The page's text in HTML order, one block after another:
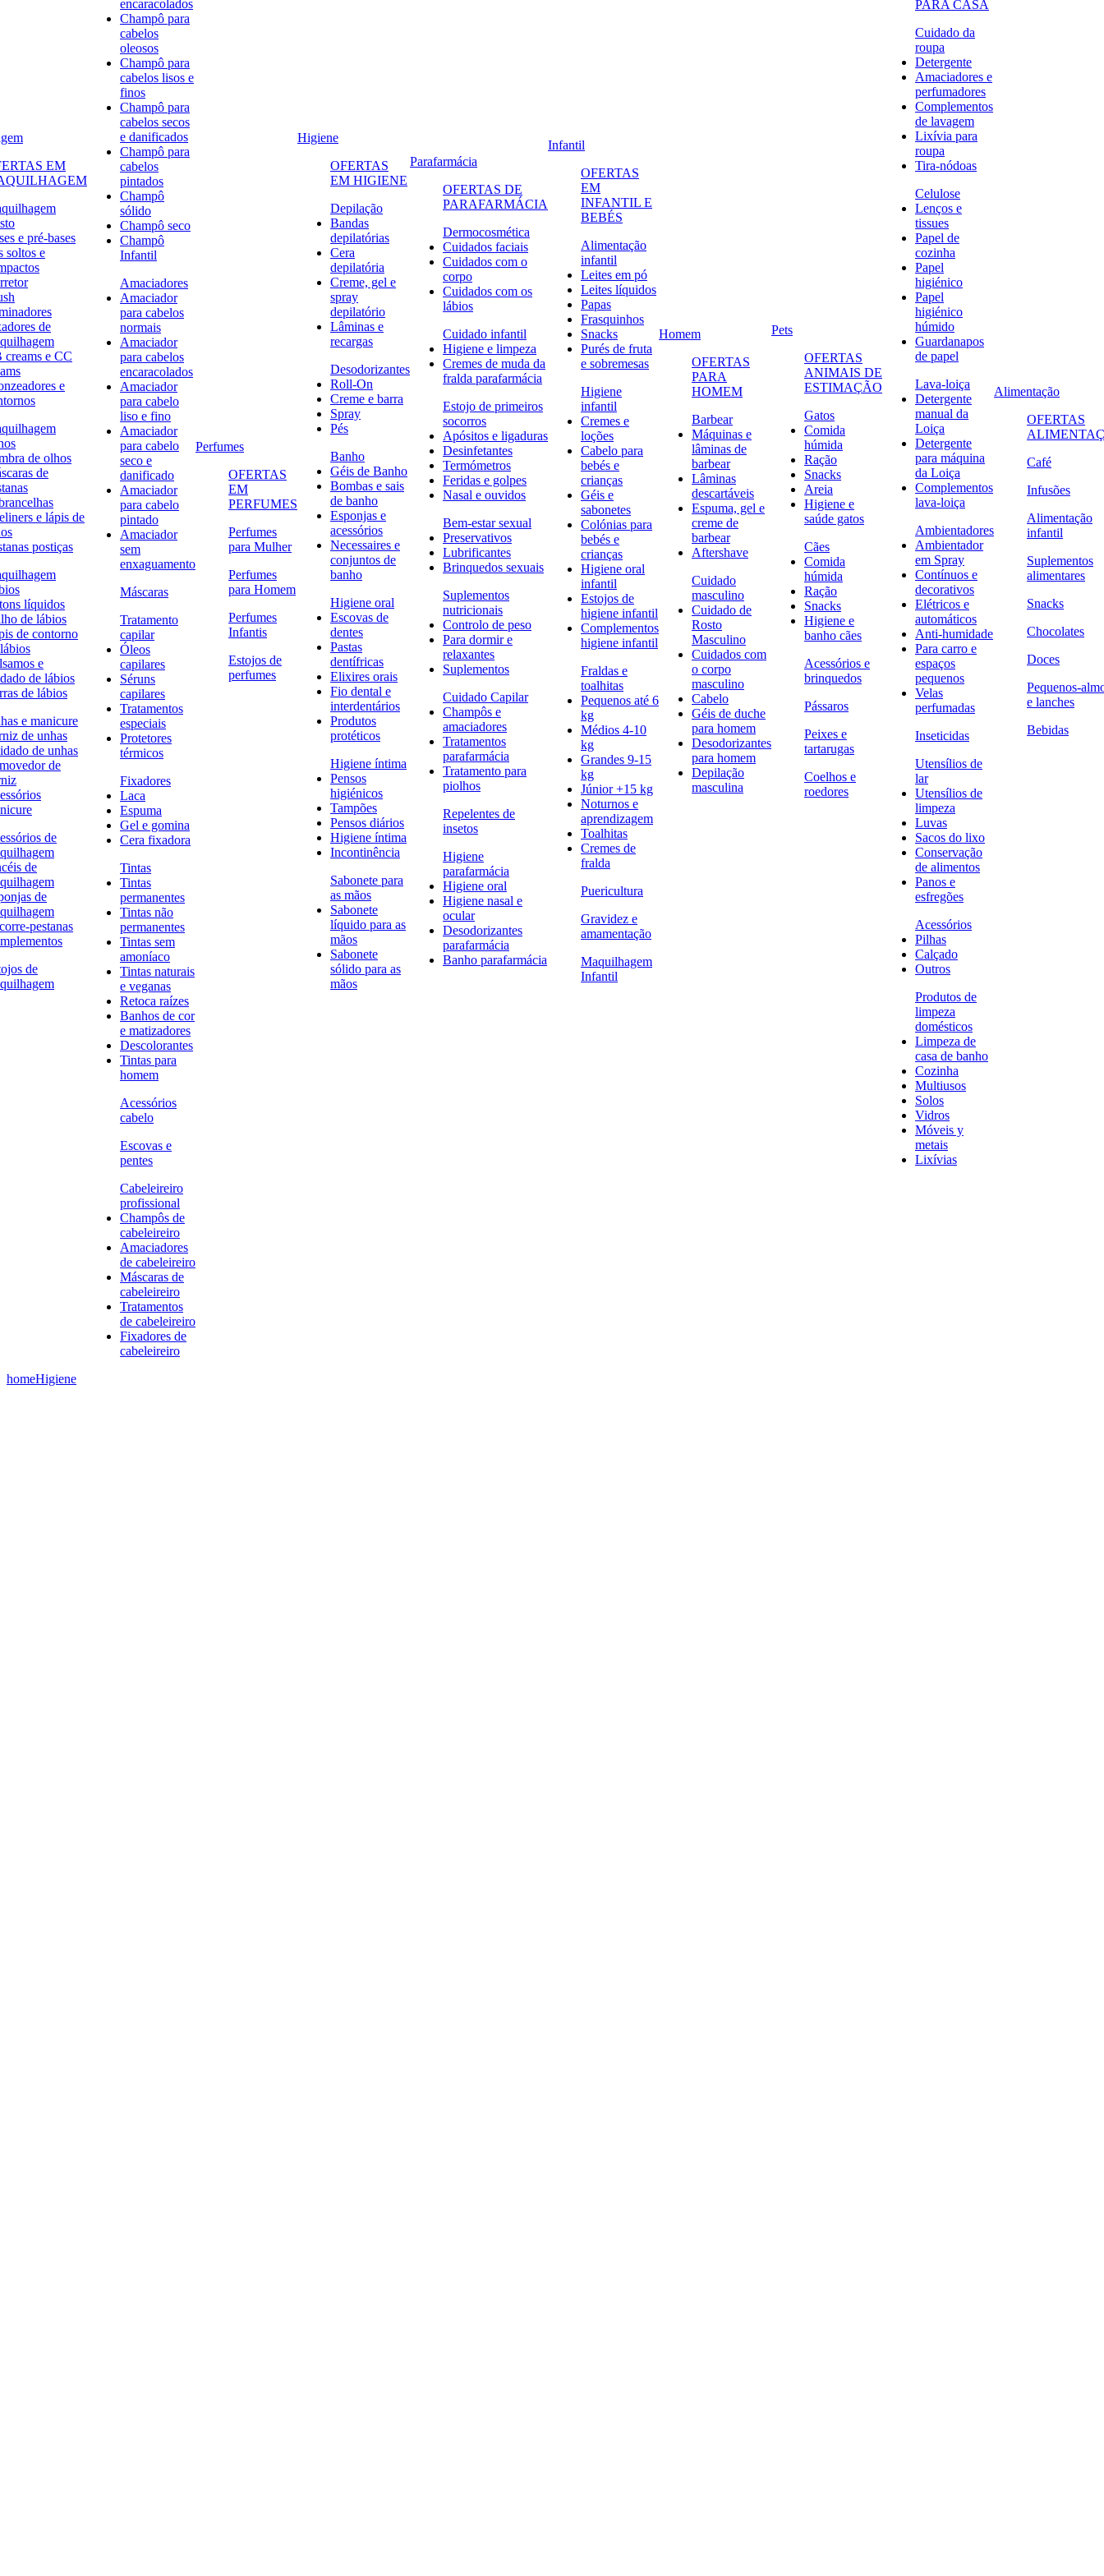
EM
e pré-bases
soltos e
de
creams e CC
e
de olhos
de
e lápis de
postiças
líquidos
de lábios
de contorno
e
de lábios
de lábios
e manicure
de unhas
de unhas
de
de
de
de
pestanas
de
encaracolados
Champô para
cabelos
oleosos
Champô para
cabelos lisos e
finos
Champô para
cabelos secos
e danificados
Champô para
cabelos
pintados
Champô
sólido
Champô seco
Champô
Infantil
Amaciadores
Amaciador
para cabelos
normais
Amaciador
para cabelos
encaracolados
Amaciador
para cabelo
liso e fino
Amaciador
para cabelo
seco e
danificado
Amaciador
para cabelo
pintado
Amaciador
sem
enxaguamento
Máscaras
Tratamento
capilar
Óleos
capilares
Séruns
capilares
Tratamentos
especiais
Protetores
térmicos
Fixadores
Laca
Espuma
Gel e gomina
Cera fixadora
Tintas
Tintas
permanentes
Tintas não
permanentes
Tintas sem
amoníaco
Tintas naturais
e veganas
Retoca raízes
Banhos de cor
e matizadores
Descolorantes
Tintas para
homem
Acessórios
cabelo
Escovas e
pentes
Cabeleireiro
profissional
Champôs de
cabeleireiro
Amaciadores
de cabeleireiro
Máscaras de
cabeleireiro
Tratamentos
de cabeleireiro
Fixadores de
cabeleireiro
Perfumes
OFERTAS
EM
PERFUMES
Perfumes
para Mulher
Perfumes
para Homem
Perfumes
Infantis
Estojos de
perfumes
Higiene
OFERTAS
EM HIGIENE
Depilação
Bandas
depilatórias
Cera
depilatória
Creme, gel e
spray
depilatório
Lâminas e
recargas
Desodorizantes
Roll-On
Creme e barra
Spray
Pés
Banho
Géis de Banho
Bombas e sais
de banho
Esponjas e
acessórios
Necessaires e
conjuntos de
banho
Higiene oral
Escovas de
dentes
Pastas
dentífricas
Elixires orais
Fio dental e
interdentários
Produtos
protéticos
Higiene íntima
Pensos
higiénicos
Tampões
Pensos diários
Higiene íntima
Incontinência
Sabonete para
as mãos
Sabonete
líquido para as
mãos
Sabonete
sólido para as
mãos
Parafarmácia
OFERTAS DE
PARAFARMÁCIA
Dermocosmética
Cuidados faciais
Cuidados com o
corpo
Cuidados com os
lábios
Cuidado infantil
Higiene e limpeza
Cremes de muda da
fralda parafarmácia
Estojo de primeiros
socorros
Apósitos e ligaduras
Desinfetantes
Termómetros
Feridas e golpes
Nasal e ouvidos
Bem-estar sexual
Preservativos
Lubrificantes
Brinquedos sexuais
Suplementos
nutricionais
Controlo de peso
Para dormir e
relaxantes
Suplementos
Cuidado Capilar
Champôs e
amaciadores
Tratamentos
parafarmácia
Tratamento para
piolhos
Repelentes de
insetos
Higiene
parafarmácia
Higiene oral
Higiene nasal e
ocular
Desodorizantes
parafarmácia
Banho parafarmácia
Infantil
OFERTAS
EM
INFANTIL E
BEBÉS
Alimentação
infantil
Leites em pó
Leites líquidos
Papas
Frasquinhos
Snacks
Purés de fruta
e sobremesas
Higiene
infantil
Cremes e
loções
Cabelo para
bebés e
crianças
Géis e
sabonetes
Colónias para
bebés e
crianças
Higiene oral
infantil
Estojos de
higiene infantil
Complementos
higiene infantil
Fraldas e
toalhitas
Pequenos até 6
kg
Médios 4-10
kg
Grandes 9-15
kg
Júnior +15 kg
Noturnos e
aprendizagem
Toalhitas
Cremes de
fralda
Puericultura
Gravidez e
amamentação
Maquilhagem
Infantil
Homem
OFERTAS
PARA
HOMEM
Barbear
Máquinas e
lâminas de
barbear
Lâminas
descartáveis
Espuma, gel e
creme de
barbear
Aftershave
Cuidado
masculino
Cuidado de
Rosto
Masculino
Cuidados com
o corpo
masculino
Cabelo
Géis de duche
para homem
Desodorizantes
para homem
Depilação
masculina
Pets
OFERTAS
ANIMAIS DE
ESTIMAÇÃO
Gatos
Comida
húmida
Ração
Snacks
Areia
Higiene e
saúde gatos
Cães
Comida
húmida
Ração
Snacks
Higiene e
banho cães
Acessórios e
brinquedos
Pássaros
Peixes e
tartarugas
Coelhos e
roedores
PARA CASA
Cuidado da
roupa
Detergente
Amaciadores e
perfumadores
Complementos
de lavagem
Lixívia para
roupa
Tira-nódoas
Celulose
Lenços e
tissues
Papel de
cozinha
Papel
higiénico
Papel
higiénico
húmido
Guardanapos
de papel
Lava-loiça
Detergente
manual da
Loiça
Detergente
para máquina
da Loiça
Complementos
lava-loiça
Ambientadores
Ambientador
em Spray
Contínuos e
decorativos
Elétricos e
automáticos
Anti-humidade
Para carro e
espaços
pequenos
Velas
perfumadas
Inseticidas
Utensílios de
lar
Utensílios de
limpeza
Luvas
Sacos do lixo
Conservação
de alimentos
Panos e
esfregões
Acessórios
Pilhas
Calçado
Outros
Produtos de
limpeza
domésticos
Limpeza de
casa de banho
Cozinha
Multiusos
Solos
Vidros
Móveis y
metais
Lixívias
Alimentação
OFERTAS
Café
Infusões
Alimentação
infantil
Suplementos
alimentares
Snacks
Chocolates
Doces
Pequenos-
e lanches
Bebidas
homeHigiene